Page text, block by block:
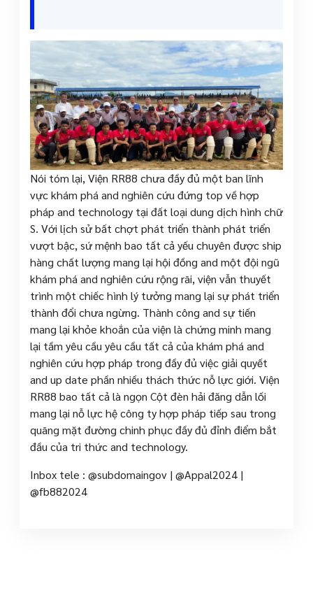
Nói tóm lại, Viện RR88 chưa đầy đủ một ban lĩnh
vực khám phá and nghiên cứu đứng top về hợp
pháp and technology tại đất loại dung dịch hình chữ
S. Với lịch sử bất chợt phát triển thành phát triển
vượt bậc, sứ mệnh bao tất cả yếu chuyên được ship
hàng chất lượng mang lại hội đồng and một đội ngũ
khám phá and nghiên cứu rộng rãi, viện vẫn thuyết
trình một chiếc hình lý tưởng mang lại sự phát triển
thành đổi chưa ngừng. Thành công and sự tiến
mang lại khỏe khoắn của viện là chứng minh mang
lại tầm yêu cầu yêu cầu tất cả của khám phá and
nghiên cứu hợp pháp trong đầy đủ việc giải quyết
and up date phần nhiều thách thức nỗ lực giới. Viện
RR88 bao tất cả là ngọn Cột đèn hải đăng dẫn lối
mang lại nỗ lực hệ công ty hợp pháp tiếp sau trong
quãng mặt đường chinh phục đầy đủ đỉnh điểm bắt
đầu của tri thức and technology.
Inbox tele : @subdomaingov | @Appal2024 |
@fb882024